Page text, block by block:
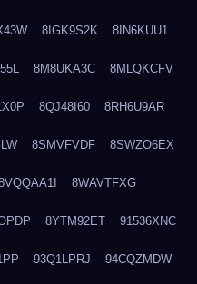
8IGK9S2K 8IN6KUU1
8M8UKA3C 8MLQKCFV
8QJ48I60 8RH6U9AR
8SMVFVDF 8SWZO6EX
8WAVTFXG
8YTM92ET 91536XNC
93Q1LPRJ 94CQZMDW